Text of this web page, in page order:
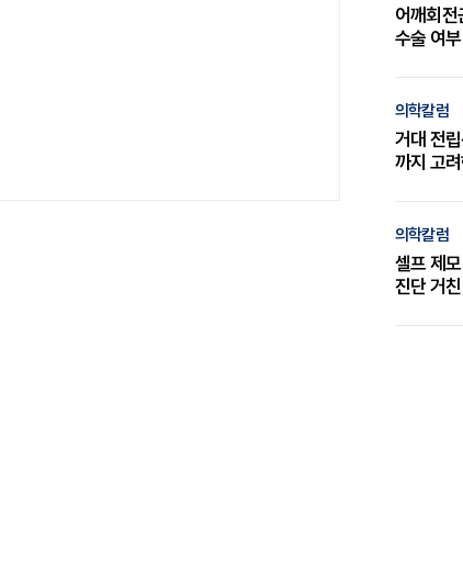
어깨회전
수술 여
의학칼럼
거대 전
까지 고
의학칼럼
셀프 제
진단 거